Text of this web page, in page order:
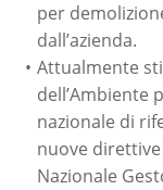
per
dall’azienda.
Attualmente
dell’Ambiente
nazionale di
nuove direttive
Nazionale